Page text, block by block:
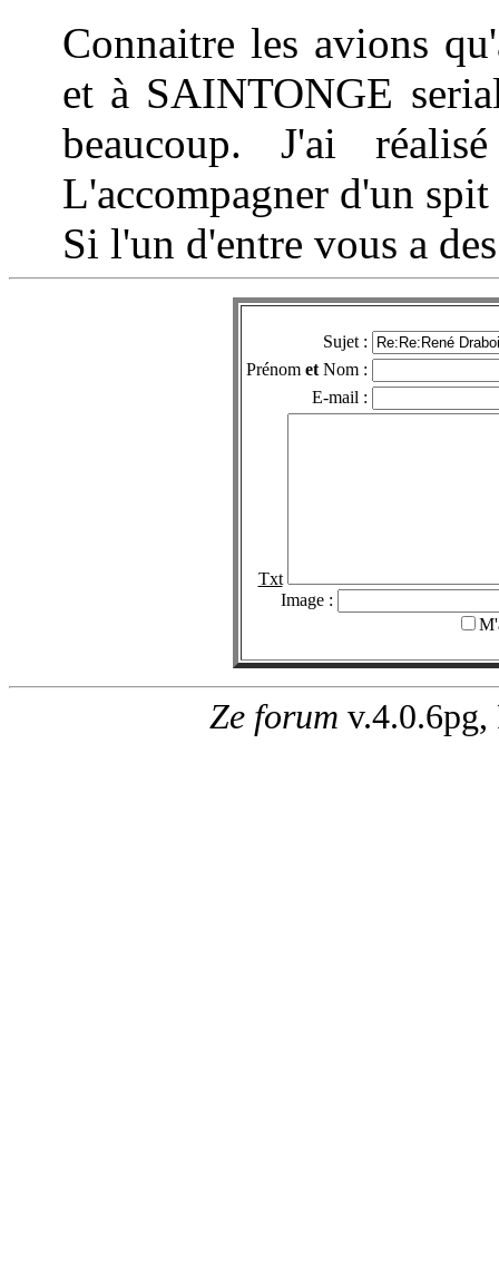
Connaitre les avions
et à SAINTONGE
beaucoup. J'ai
L'accompagner d'un
Si l'un d'entre vous a
Sujet :
Prénom et Nom :
E-mail :
Txt
Image :
Ze forum